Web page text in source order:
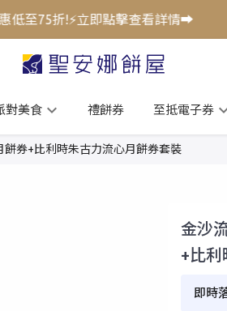
至75折!⚡立即點擊查看詳情➡️
對美食 禮餅券 至抵電子券
券+比利時朱古力流心月餅券套裝
金沙
+比
即時